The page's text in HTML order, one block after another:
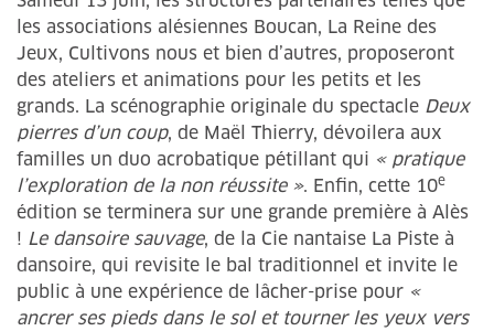
les associations alésiennes Boucan, La Reine des
Jeux, Cultivons nous et bien d’autres, proposeront
des ateliers et animations pour les petits et les
grands. La scénographie originale du spectacle Deux
pierres d’un coup, de Maël Thierry, dévoilera aux
familles un duo acrobatique pétillant qui « pratique
l’exploration de la non réussite ». Enfin, cette 10e
édition se terminera sur une grande première à Alès
! Le dansoire sauvage, de la Cie nantaise La Piste à
dansoire, qui revisite le bal traditionnel et invite le
public à une expérience de lâcher-prise pour «
ancrer ses pieds dans le sol et tourner les yeux vers